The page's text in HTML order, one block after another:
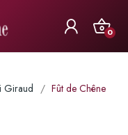
0
Giraud
Fût de Chêne